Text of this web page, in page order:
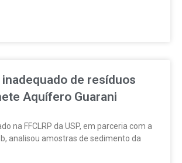
de resíduos
Aquífero Guarani
na FFCLRP da USP, em parceria com a
analisou amostras de sedimento da